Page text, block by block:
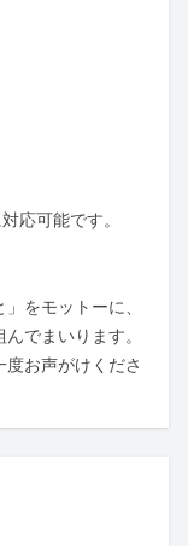
応可能です。
をモットーに、
でまいります。
お声がけくださ